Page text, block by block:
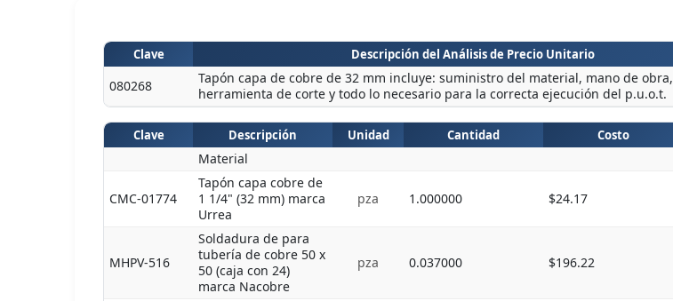
Clave Descripción del Análisis de Precio Unitario
080268
Tapón capa de cobre de 32 mm incluye: suministro del material, mano de obra,
herramienta de corte y todo lo necesario para la correcta ejecución del p.u.o.t.
Clave Descripción Unidad Cantidad Costo
Material
CMC-01774
Tapón capa cobre de
1 1/4" (32 mm) marca
Urrea
pza 1.000000 $24.17
MHPV-516
Soldadura de para
tubería de cobre 50 x
50 (caja con 24)
marca Nacobre
pza 0.037000 $196.22